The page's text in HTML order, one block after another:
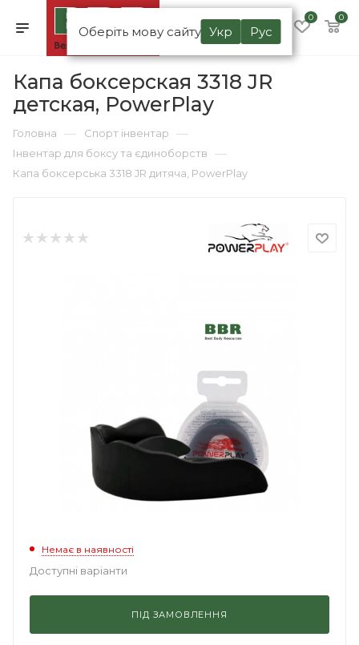
Оберіть мову сайту Укр Рус
0 0
Капа боксерская 3318 JR
детская, PowerPlay
Головна — Спорт інвентар —
Інвентар для боксу та єдиноборств —
Капа боксерська 3318 JR дитяча, PowerPlay
Немає в наявності
Доступні варіанти
ПІД ЗАМОВЛЕННЯ